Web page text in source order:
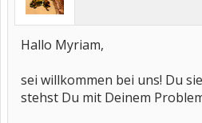
Hallo Myriam,
sei willkommen bei uns! Du
stehst Du mit Deinem